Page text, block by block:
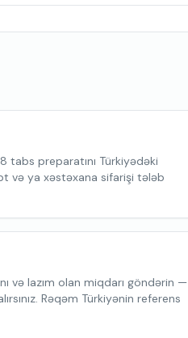
preparatını Türkiyədəki
və ya xəstəxana sifarişi tələb
və lazım olan miqdarı göndərin —
Rəqəm Türkiyənin referens